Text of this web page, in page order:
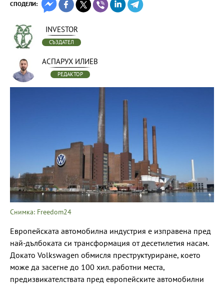
СПОДЕЛИ:
INVESTOR
СЪЗДАТЕЛ
АСПАРУХ ИЛИЕВ
РЕДАКТОР
Снимка: Freedom24
Европейската автомобилна индустрия е изправена пред
най-дълбоката си трансформация от десетилетия насам.
Докато Volkswagen обмисля преструктуриране, което
може да засегне до 100 хил. работни места,
предизвикателствата пред европейските автомобилни